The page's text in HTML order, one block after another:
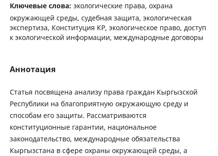
Ключевые слова: экологические права, охрана
окружающей среды, судебная защита, экологическая
экспертиза, Конституция КР, экологическое право, доступ
к экологической информации, международные договоры
Аннотация
Статья посвящена анализу права граждан Кыргызской
Республики на благоприятную окружающую среду и
способам его защиты. Рассматриваются
конституционные гарантии, национальное
законодательство, международные обязательства
Кыргызстана в сфере охраны окружающей среды, а